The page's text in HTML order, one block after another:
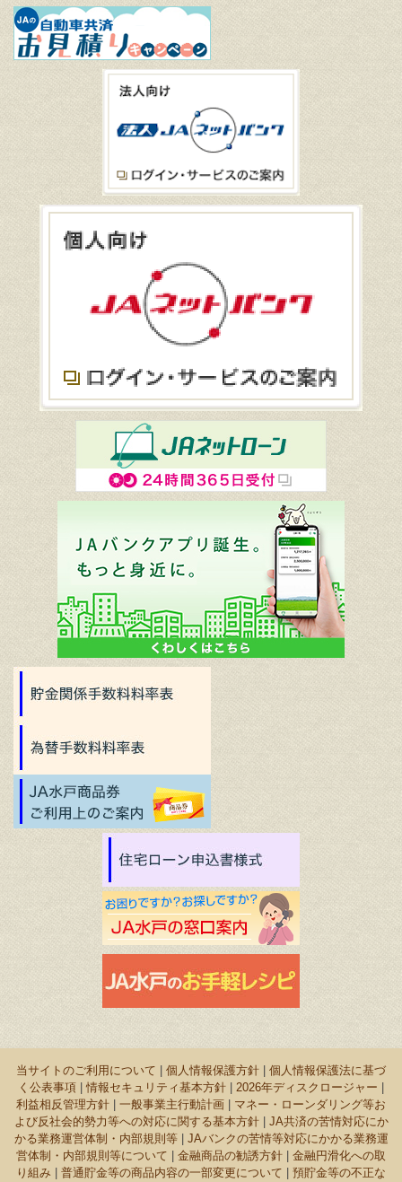
当サイトのご利用について 個人情報保護方針
個人情報保護法に基づ
く公表事項
情報セキュリティ基本方針 2026年ディスクロージャー
利益相反管理方針
一般事業主行動計画
マネー・ローンダリング等お
よび反社会的勢力等への対応に関する基本方針| JA共済の苦情対応にか
かる業務運営体制・内部規則等| JAバンクの苦情等対応にかかる業務運
営体制・内部規則等について
金融商品の勧誘方針
金融円滑化への取
り組み
普通貯金等の商品内容の一部変更について 預貯金等の不正な